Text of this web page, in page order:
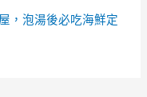
，泡湯後必吃海鮮定